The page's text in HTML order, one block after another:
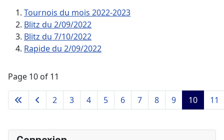
Tournois du mois 2022-2023
Blitz du 2/09/2022
Blitz du 7/10/2022
Rapide du 2/09/2022
Page 10 of 11
2 3 4 5 6 7 8 9 10 11